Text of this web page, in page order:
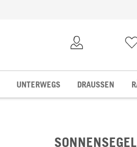
UNTERWEGS DRAUSSEN